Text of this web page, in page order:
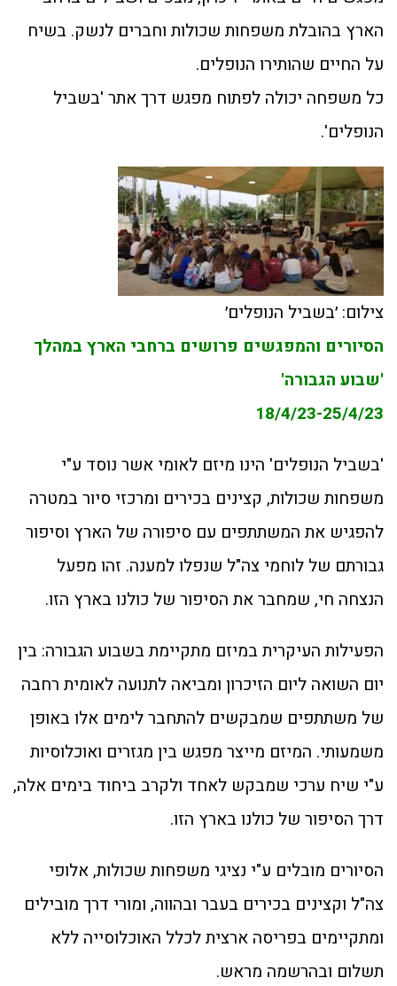
הארץ בהובלת משפחות שכולות וחברים לנשק. בשיח
על החיים שהותירו הנופלים.
כל משפחה יכולה לפתוח מפגש דרך אתר 'בשביל
הנופלים'.
צילום: ׳בשביל הנופלים׳
הסיורים והמפגשים פרושים ברחבי הארץ במהלך
'שבוע הגבורה'
18/4/23-25/4/23
'בשביל הנופלים' הינו מיזם לאומי אשר נוסד ע"י
משפחות שכולות, קצינים בכירים ומרכזי סיור במטרה
להפגיש את המשתתפים עם סיפורה של הארץ וסיפור
גבורתם של לוחמי צה"ל שנפלו למענה. זהו מפעל
הנצחה חי, שמחבר את הסיפור של כולנו בארץ הזו.
הפעילות העיקרית במיזם מתקיימת בשבוע הגבורה: בין
יום השואה ליום הזיכרון ומביאה לתנועה לאומית רחבה
של משתתפים שמבקשים להתחבר לימים אלו באופן
משמעותי. המיזם מייצר מפגש בין מגזרים ואוכלוסיות
ע"י שיח ערכי שמבקש לאחד ולקרב ביחוד בימים אלה,
דרך הסיפור של כולנו בארץ הזו.
הסיורים מובלים ע"י נציגי משפחות שכולות, אלופי
צה"ל וקצינים בכירים בעבר ובהווה, ומורי דרך מובילים
ומתקיימים בפריסה ארצית לכלל האוכלוסייה ללא
תשלום ובהרשמה מראש.